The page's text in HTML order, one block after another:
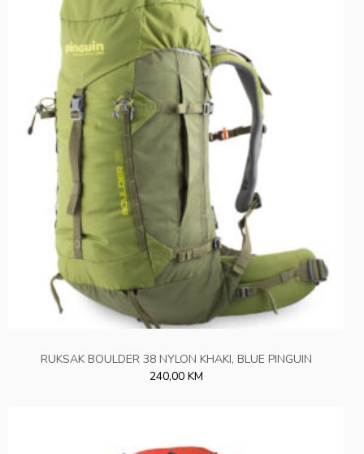
RUKSAK BOULDER 38 NYLON KHAKI, BLUE PINGUIN
240,00 KM